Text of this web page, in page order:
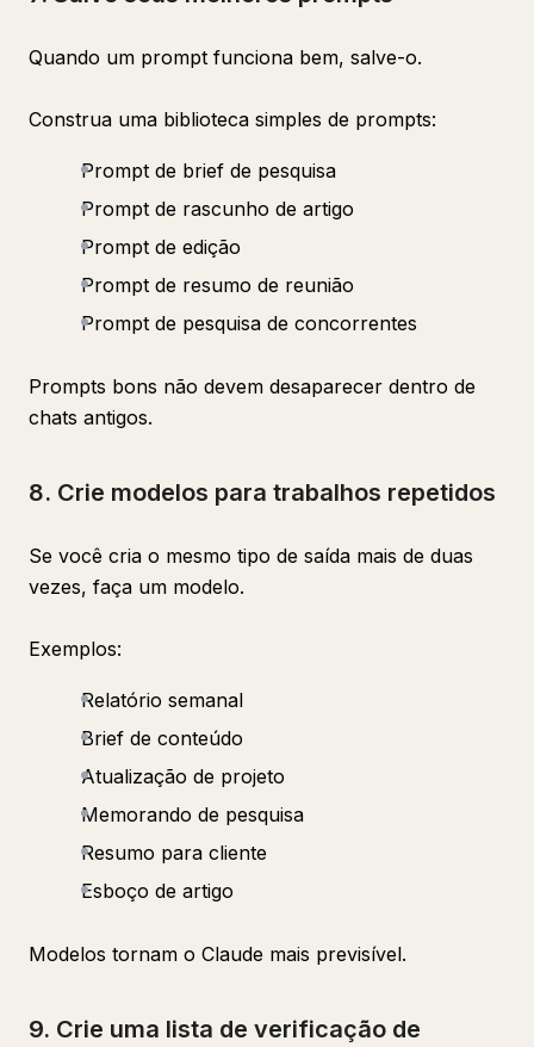
Quando um prompt funciona bem, salve-o.
Construa uma biblioteca simples de prompts:
Prompt de brief de pesquisa
Prompt de rascunho de artigo
Prompt de edição
Prompt de resumo de reunião
Prompt de pesquisa de concorrentes
Prompts bons não devem desaparecer dentro de
chats antigos.
8. Crie modelos para trabalhos repetidos
Se você cria o mesmo tipo de saída mais de duas
vezes, faça um modelo.
Exemplos:
Relatório semanal
Brief de conteúdo
Atualização de projeto
Memorando de pesquisa
Resumo para cliente
Esboço de artigo
Modelos tornam o Claude mais previsível.
9. Crie uma lista de verificação de